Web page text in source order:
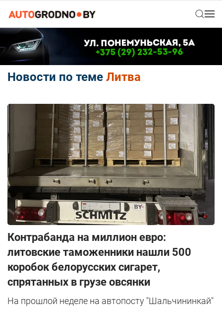
Новости по теме Литва
Контрабанда на миллион евро:
литовские таможенники нашли 500
коробок белорусских сигарет,
спрятанных в грузе овсянки
На прошлой неделе на автопосту "Шальчининкай"